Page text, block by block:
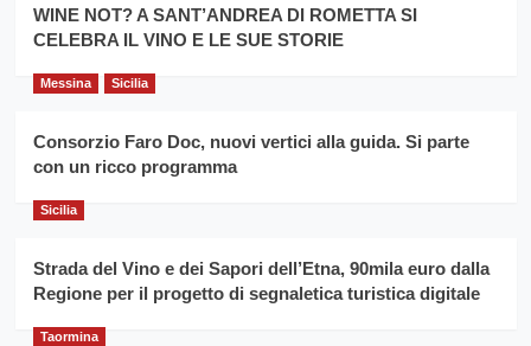
la
filiera
grano
per
il
anno
Franco
Caruso
WINE NOT? A SANT’ANDREA DI ROMETTA SI
CELEBRA IL VINO E LE SUE STORIE
Messina Sicilia
Consorzio Faro Doc, nuovi vertici alla guida. Si parte
con un ricco programma
Sicilia
Strada del Vino e dei Sapori dell’Etna, 90mila euro dalla
Regione per il progetto di segnaletica turistica digitale
Taormina